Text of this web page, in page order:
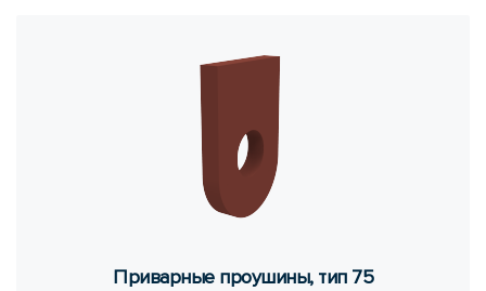
При­вар­ные про­у­ши­ны, тип 75